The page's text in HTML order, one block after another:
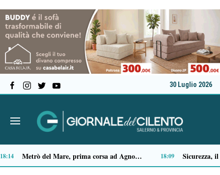
30 Luglio 2026
Premio Terre del Bussento, si alza il sipario: stasera Roberto Fico apre l’11ª edizione 14:35 Capaccio Paestum spazio di legalità: oltre 43 ettari di beni confiscati destinati a progetti sociali